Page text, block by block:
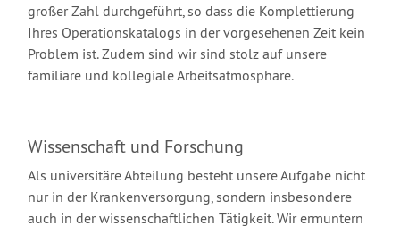
großer Zahl durchgeführt, so dass die Komplettierung
Ihres Operationskatalogs in der vorgesehenen Zeit kein
Problem ist. Zudem sind wir sind stolz auf unsere
familiäre und kollegiale Arbeitsatmosphäre.
Wissenschaft und Forschung
Als universitäre Abteilung besteht unsere Aufgabe nicht
nur in der Krankenversorgung, sondern insbesondere
auch in der wissenschaftlichen Tätigkeit. Wir ermuntern